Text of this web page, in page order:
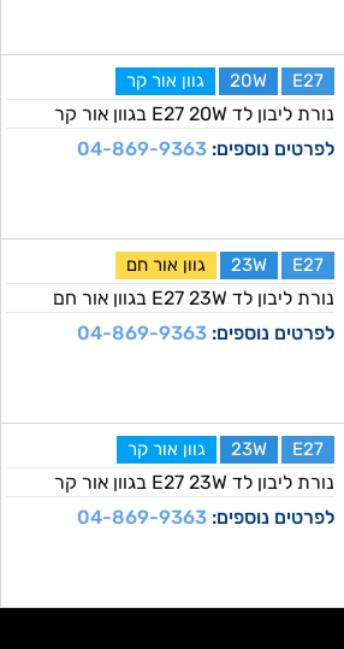
E27
20W גוון אור קר
נורת ליבון לד E27 20W בגוון אור קר
לפרטים נוספים:04-869-9363
E27
23W גוון אור חם
נורת ליבון לד E27 23W בגוון אור חם
לפרטים נוספים:04-869-9363
E27
23W גוון אור קר
נורת ליבון לד E27 23W בגוון אור קר
לפרטים נוספים:04-869-9363